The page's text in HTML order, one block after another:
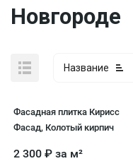
Новгороде
Название
Фасадная плитка Кирисс
Фасад, Колотый кирпич
2 300 ₽ за м²